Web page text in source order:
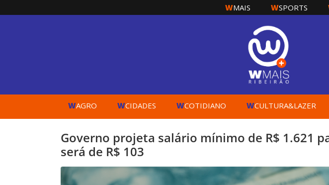
WMAIS WSPORTS
WAGRO WCIDADES WCOTIDIANO WCULTURA&LAZER
Governo projeta salário mínimo de R$ 1.621
será de R$ 103